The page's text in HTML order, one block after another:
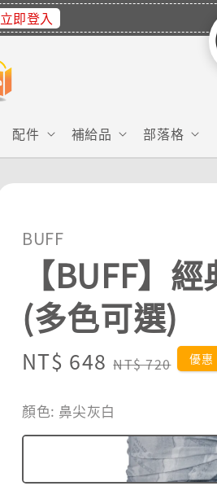
立即登入
配件 補給品 部落格
BUFF
【BUFF】
(多色可選)
Sale
NT$ 648 Regular
NT$ 720 優惠
顏色: 鼻尖灰白